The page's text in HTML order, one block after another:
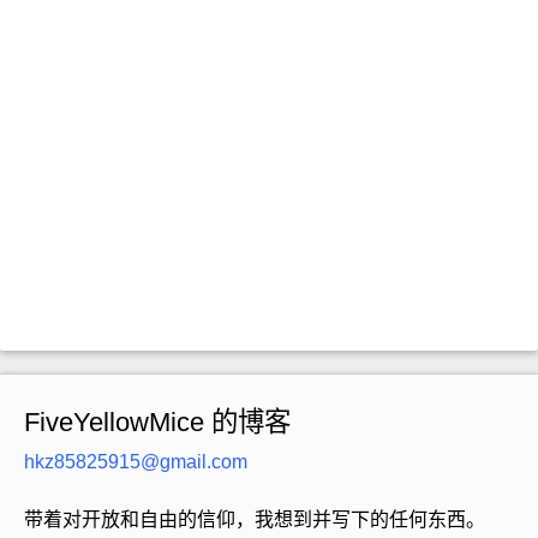
FiveYellowMice 的博客
hkz85825915@gmail.com
带着对开放和自由的信仰，我想到并写下的任何东西。